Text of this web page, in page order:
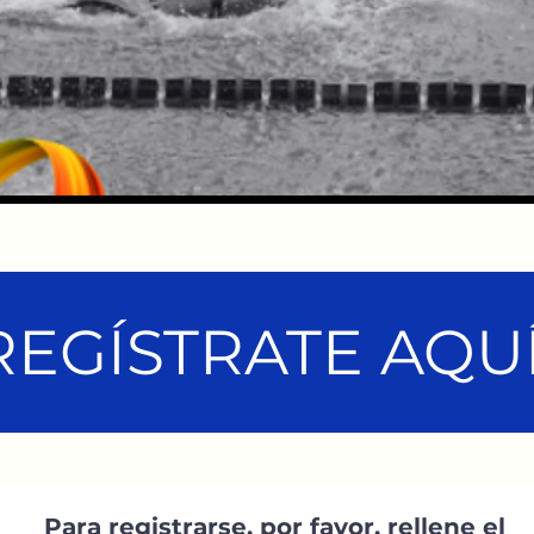
Para registrarse, por favor, rellene el